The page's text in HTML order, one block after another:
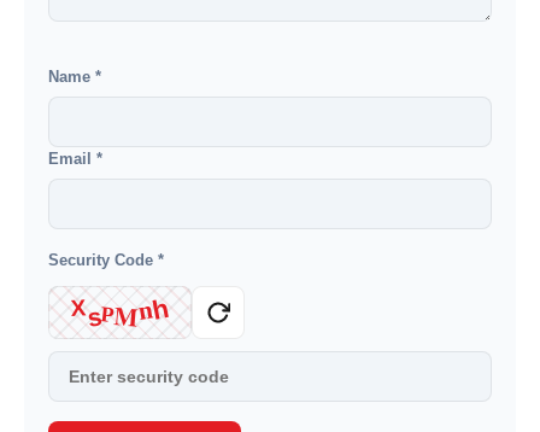
Name *
Email *
Security Code *
XsPMnh